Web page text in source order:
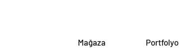
Mağaza Portfolyo